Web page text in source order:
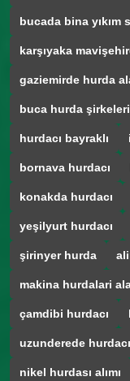
bucada bina yıkım
karşıyaka
gaziemirde hurda
buca hurda şirkeleri
hurdacı bayraklı
bornava hurdacı
konakda hurdacı
yeşilyurt hurdacı
şirinyer hurda
makina hurdalari
çamdibi hurdacı
uzunderede hurdacı
nikel hurdası alımı